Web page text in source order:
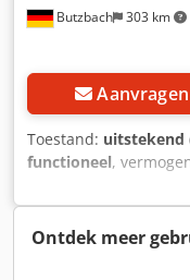
Butzbach 303 km
Aanvragen
Toestand: uitstekend
functioneel,
bedrijfsturen:3.749 h
Plus/SW/Verstelbare
Type: KX 080-4 •
Ontdek meer